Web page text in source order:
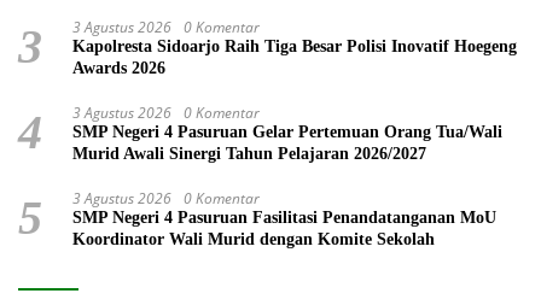
3 3 Agustus 2026 0 Komentar
Kapolresta Sidoarjo Raih Tiga Besar Polisi Inovatif Hoegeng
Awards 2026
4 3 Agustus 2026 0 Komentar
SMP Negeri 4 Pasuruan Gelar Pertemuan Orang Tua/Wali
Murid Awali Sinergi Tahun Pelajaran 2026/2027
5 3 Agustus 2026 0 Komentar
SMP Negeri 4 Pasuruan Fasilitasi Penandatanganan MoU
Koordinator Wali Murid dengan Komite Sekolah